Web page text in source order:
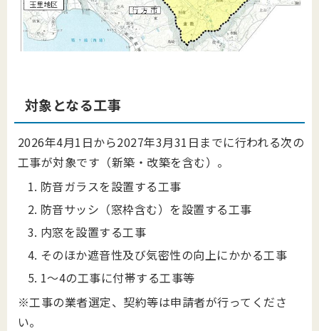
対象となる工事
2026年4月1日から2027年3月31日までに行われる次の
工事が対象です（新築・改築を含む）。
防音ガラスを設置する工事
防音サッシ（窓枠含む）を設置する工事
内窓を設置する工事
そのほか遮音性及び気密性の向上にかかる工事
1～4の工事に付帯する工事等
※工事の業者選定、契約等は申請者が行ってくださ
い。